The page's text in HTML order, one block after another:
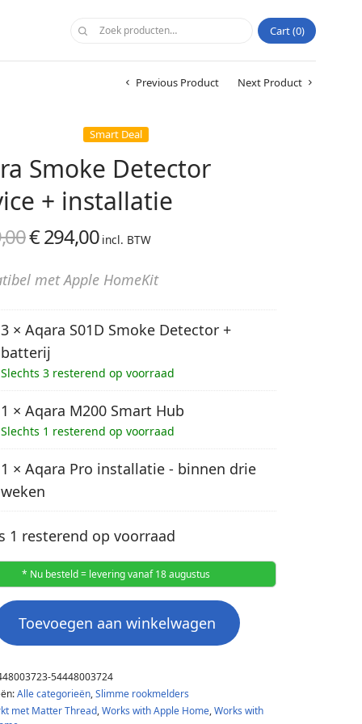
Cart 0
Previous Product Next Product
Smart Deal
Smoke Detector
+ installatie
Oorspronkelijke
€ 369,00.
€294,00Huidige
€ 294,00.
incl. BTW
met Apple HomeKit
3 × Aqara S01D Smoke Detector +
batterij
Slechts 3 resterend op voorraad
1 × Aqara M200 Smart Hub
Slechts 1 resterend op voorraad
1 × Aqara Pro installatie - binnen drie
weken
1 resterend op voorraad
* Nu besteld = levering vanaf 18 augustus
Toevoegen aan winkelwagen
54448003724
Alle categorieën,Slimme rookmelders
met Matter Thread,Works with Apple Home,Works with